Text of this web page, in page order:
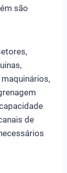
são
de